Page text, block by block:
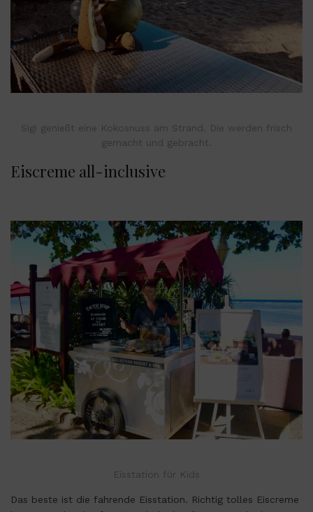
Sigi genießt eine Kokosnuss am Strand. Die werden frisch
gemacht und gebracht.
Eiscreme all-inclusive
Eisstation für Kids
Das beste ist die fahrende Eisstation. Richtig tolles Eiscreme